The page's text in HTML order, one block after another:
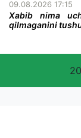
09.08.2026 17:15
Xabib nima
qilmaganini